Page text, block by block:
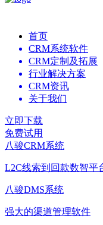
首页
CRM系统软件
CRM定制及拓展
行业解决方案
CRM资讯
关于我们
立即下载
免费试用
八骏CRM系统
L2C线索到回款数智平
八骏DMS系统
强大的渠道管理软件